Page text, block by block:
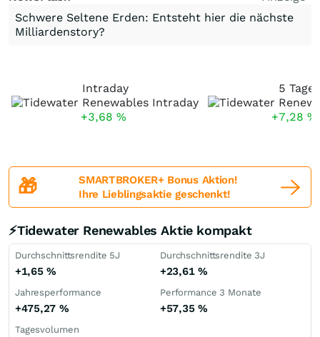
Schwere Seltene Erden: Entsteht hier die nächste
Milliardenstory?
Intraday
+3,68 %
5 Tage
+7,28 %
🎁
SMARTBROKER+ Bonus Aktion!
Ihre Lieblingsaktie geschenkt!
⚡Tidewater Renewables Aktie kompakt
Durchschnittsrendite 5J
+1,65%
Durchschnittsrendite 3J
+23,61 %
Jahresperformance
+475,27 %
Performance 3 Monate
+57,35 %
Tagesvolumen